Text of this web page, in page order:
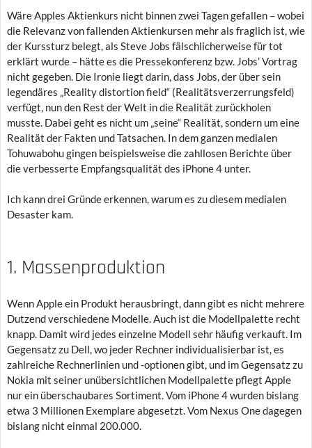
Wäre Apples Aktienkurs nicht binnen zwei Tagen gefallen – wobei
die Relevanz von fallenden Aktienkursen mehr als fraglich ist, wie
der Kurssturz belegt, als Steve Jobs fälschlicherweise für tot
erklärt wurde – hätte es die Pressekonferenz bzw. Jobs’ Vortrag
nicht gegeben. Die Ironie liegt darin, dass Jobs, der über sein
legendäres „Reality distortion field“ (Realitätsverzerrungsfeld)
verfügt, nun den Rest der Welt in die Realität zurückholen
musste. Dabei geht es nicht um „seine“ Realität, sondern um eine
Realität der Fakten und Tatsachen. In dem ganzen medialen
Tohuwabohu gingen beispielsweise die zahllosen Berichte über
die verbesserte Empfangsqualität des iPhone 4 unter.
Ich kann drei Gründe erkennen, warum es zu diesem medialen
Desaster kam.
1. Massenproduktion
Wenn Apple ein Produkt herausbringt, dann gibt es nicht mehrere
Dutzend verschiedene Modelle. Auch ist die Modellpalette recht
knapp. Damit wird jedes einzelne Modell sehr häufig verkauft. Im
Gegensatz zu Dell, wo jeder Rechner individualisierbar ist, es
zahlreiche Rechnerlinien und -optionen gibt, und im Gegensatz zu
Nokia mit seiner unübersichtlichen Modellpalette pflegt Apple
nur ein überschaubares Sortiment. Vom iPhone 4 wurden bislang
etwa 3 Millionen Exemplare abgesetzt. Vom Nexus One dagegen
bislang nicht einmal 200.000.